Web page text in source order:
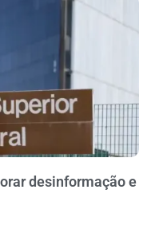
desinformação e